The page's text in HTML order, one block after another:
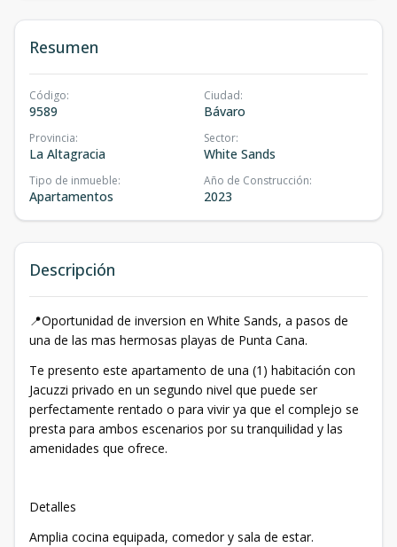
Resumen
Código:
9589
Ciudad:
Bávaro
Provincia:
La Altagracia
Sector:
White Sands
Tipo de inmueble:
Apartamentos
Año de Construcción:
2023
Descripción
📍Oportunidad de inversion en White Sands, a pasos de
una de las mas hermosas playas de Punta Cana.
Te presento este apartamento de una (1) habitación con
Jacuzzi privado en un segundo nivel que puede ser
perfectamente rentado o para vivir ya que el complejo se
presta para ambos escenarios por su tranquilidad y las
amenidades que ofrece.
Detalles
Amplia cocina equipada, comedor y sala de estar.